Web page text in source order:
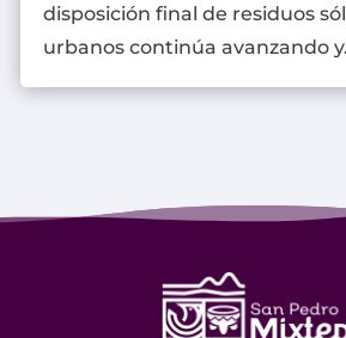
disposición final de residuos
urbanos continúa avanzando